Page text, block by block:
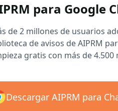
para Google
de 2 millones de usuarios
de avisos de AIPRM
gratis con más de 4.500
Descargar AIPRM para